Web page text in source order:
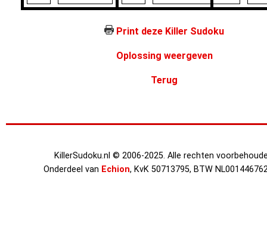
Print deze Killer Sudoku
Oplossing weergeven
Terug
KillerSudoku.nl © 2006-2025. Alle rechten
Onderdeel van Echion, KvK 50713795, BTW